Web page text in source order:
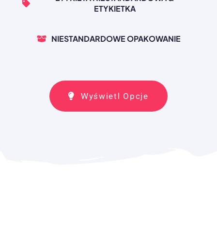
ETYKIETKA
NIESTANDARDOWE OPAKOWANIE
Wyświetl Opcje